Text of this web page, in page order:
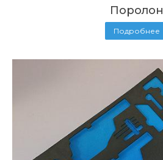
Поролон
Подробнее